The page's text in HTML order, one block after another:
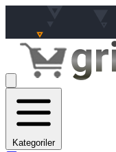
Kategoriler